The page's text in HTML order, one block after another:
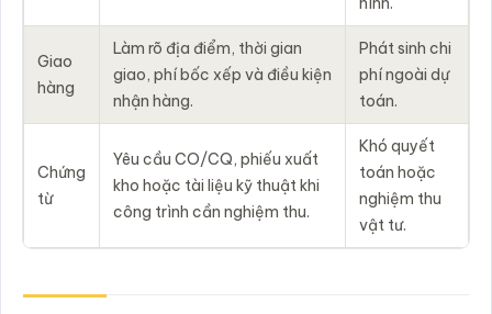
Giao
hàng
Làm rõ địa điểm, thời gian
giao, phí bốc xếp và điều kiện
nhận hàng.
Phát sinh chi
phí ngoài dự
toán.
Chứng
từ
Yêu cầu CO/CQ, phiếu xuất
kho hoặc tài liệu kỹ thuật khi
công trình cần nghiệm thu.
Khó quyết
toán hoặc
nghiệm thu
vật tư.